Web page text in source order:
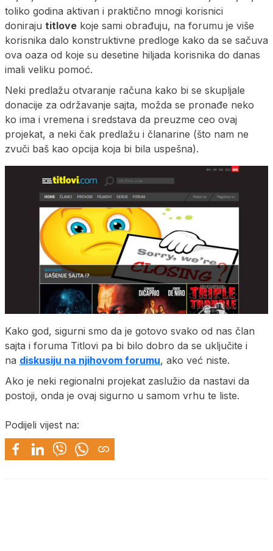
toliko godina aktivan i praktično mnogi korisnici
doniraju titlove koje sami obrađuju, na forumu je više
korisnika dalo konstruktivne predloge kako da se sačuva
ova oaza od koje su desetine hiljada korisnika do danas
imali veliku pomoć.
Neki predlažu otvaranje računa kako bi se skupljale
donacije za održavanje sajta, možda se pronađe neko
ko ima i vremena i sredstava da preuzme ceo ovaj
projekat, a neki čak predlažu i članarine (što nam ne
zvuči baš kao opcija koja bi bila uspešna).
Kako god, sigurni smo da je gotovo svako od nas član
sajta i foruma Titlovi pa bi bilo dobro da se uključite i
na diskusiju na njihovom forumu, ako već niste.
Ako je neki regionalni projekat zaslužio da nastavi da
postoji, onda je ovaj sigurno u samom vrhu te liste.
Podijeli vijest na: